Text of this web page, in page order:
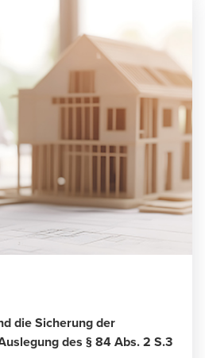
die Sicherung der
des § 84 Abs. 2 S.3